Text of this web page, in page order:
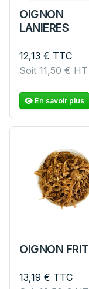
OIGNON
LANIERES
12,13 € TTC
Soit 11,50 € HT
En savoir plus
OIGNON FRIT
13,19 € TTC